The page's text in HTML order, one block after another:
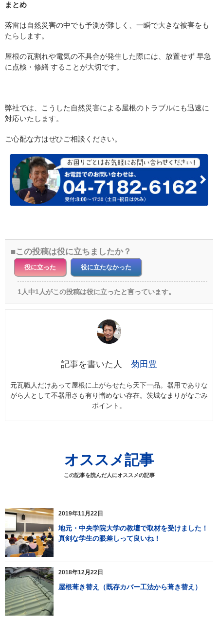
まとめ
落雷は自然災害の中でも予測が難しく、一瞬で大きな被害をも
たらします。
屋根の瓦割れや電気の不具合が発生した際には、放置せず 早急
に点検・修繕 することが大切です。
弊社では、こうした自然災害による屋根のトラブルにも迅速に
対応いたします。
ご心配な方はぜひご相談ください。
この投稿は役に立ちましたか？
役に立った 役に立たなかった
1人中1人がこの投稿は役に立ったと言っています。
菊田豊
元瓦職人だけあって屋根に上がらせたら天下一品。器用でありな
がら人として不器用さも有り憎めない存在。茨城なまりがなごみ
ポイント。
オススメ記事
この記事を読んだ人にオススメの記事
2019年11月22日
地元・中央学院大学の教壇で取材を受けました！
真剣な学生の眼差しって良いね！
2018年12月22日
屋根葺き替え（既存カバー工法から葺き替え）